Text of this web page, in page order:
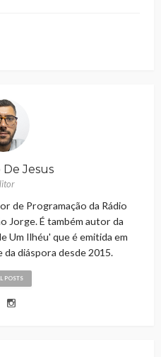
Jesus
de Programação da Rádio
Jorge. É também autor da
Um Ilhéu' que é emitida em
diáspora desde 2015.
POSTS